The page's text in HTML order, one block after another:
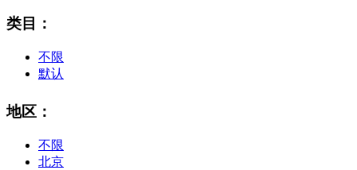
类目：
不限
默认
地区：
不限
北京